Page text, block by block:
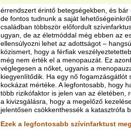
érrendszert érintő betegségekben, és
de fontos tudnunk a saját
családban többször előfordult
ugyan, de az életmóddal még ebben az
ellensúlyozni lehet az adottságot –
közismert, hogy a férfiak
még nem érték el a menopauzát. Ez
véglegesen a nőket, ugyanis a
kiegyenlítődik. Ha egy nő fogamzásgátlót
kockázat mértéke. A legfontosabb, hogy
több rizikófaktor is jelen van az életében,
a kivizsgálásra, hogy a megelőző
jelentősen csökkenthessék a katasztrófa
Ezek a legfontosabb szívinfarktust